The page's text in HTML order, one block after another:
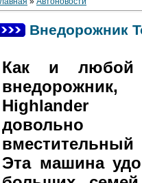
Внедорожник
Как и любой
Highlander
довольно
Эта машина